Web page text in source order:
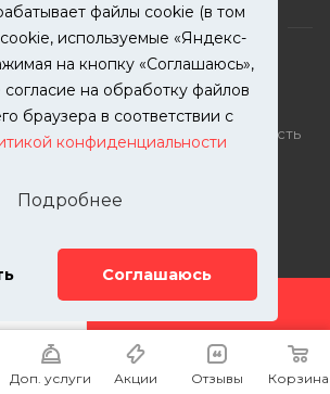
файлы cookie (в том
используемые «Яндекс-
на кнопку «Соглашаюсь»,
на обработку файлов
браузера в соответствии с
конфиденциальности
Подробнее
Соглашаюсь
ДОБАВИТЬ УСЛУГУ
| Кузовной ремонт и покраска
информация на сайте – собственность
запрещена. Все права защищены.
Телефон: 8(499)-302-00-57
Доп. услуги Акции Отзывы Корзина